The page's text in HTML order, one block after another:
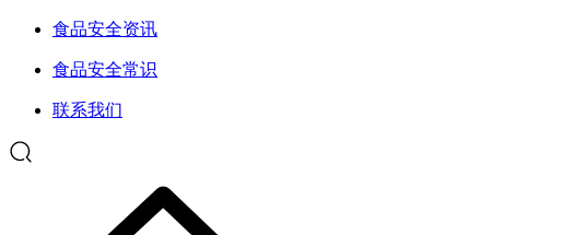
食品安全资讯
食品安全常识
联系我们